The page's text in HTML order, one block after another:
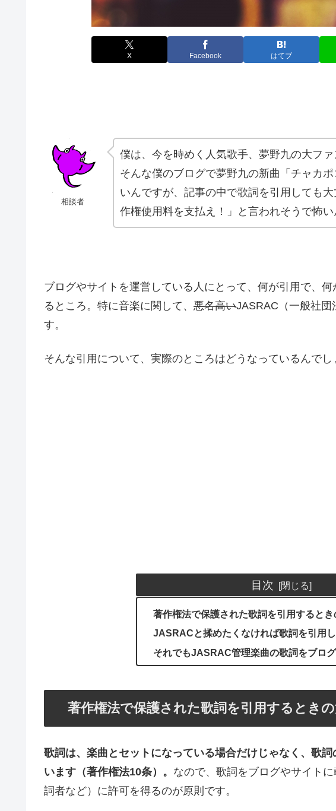
X Facebook はてブ
相談者
僕は、今を時めく人気歌手、夢野九の大ファ
そんな僕のブログで夢野九の新曲「チャカ
いんですが、記事の中で歌詞を引用しても
作権使用料を支払え！」と言われそうで怖
ブログやサイトを運営している人にとって、何が引用で、
るところ。特に音楽に関して、 悪名高いJASRAC（一般社
す。
そんな引用について、実際のところはどうなっているんでし
目次
著作権法で保護された歌詞を引用するとき
JASRACと揉めたくなければ歌詞を引用
それでもJASRAC管理楽曲の歌詞をブロ
著作権法で保護された歌詞を引用するとき
歌詞は、楽曲とセットになっている場合だけじゃなく、歌
います（著作権法10条）。 なので、歌詞をブログやサイト
詞者など）に許可を得るのが原則です。